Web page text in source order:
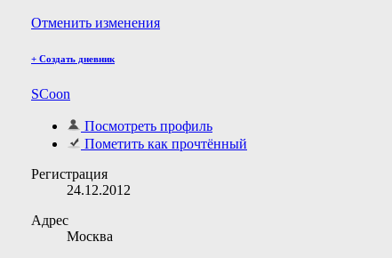
Отменить изменения
+ Создать дневник
SCoon
Посмотреть профиль
Пометить как прочтённый
Регистрация
24.12.2012
Адрес
Москва